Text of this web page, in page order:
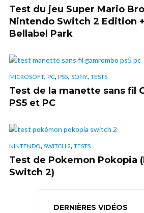
Test du jeu Super Mario
Nintendo Switch 2 Edition
Bellabel Park
MICROSOFT, PC, PS5, SONY, TESTS
Test de la manette sans fil
PS5 et PC
NINTENDO, SWITCH 2, TESTS
Test de Pokemon Pokopia
Switch 2)
DERNIÈRES VIDÉOS